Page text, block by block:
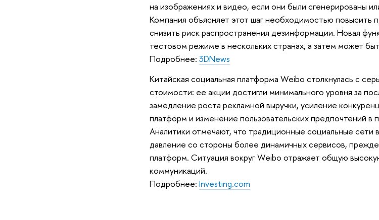
на изображениях и видео, если они были сгенерированы
Компания объясняет этот шаг необходимостью повысить
снизить риск распространения дезинформации. Новая
тестовом режиме в нескольких странах, а затем может
Подробнее: 3DNews
Китайская социальная платформа Weibo столкнулась с
стоимости: ее акции достигли минимального уровня за
замедление роста рекламной выручки, усиление
платформ и изменение пользовательских предпочтений в
Аналитики отмечают, что традиционные социальные сети
давление со стороны более динамичных сервисов,
платформ. Ситуация вокруг Weibo отражает общую
коммуникаций.
Подробнее: Investing.com